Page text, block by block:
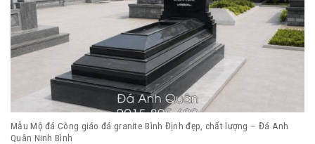
Mẫu Mộ đá Công giáo đá granite Bình Định đẹp, chất lượng – Đá Anh
Quân Ninh Bình